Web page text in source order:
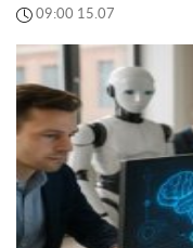
09:00 15.07